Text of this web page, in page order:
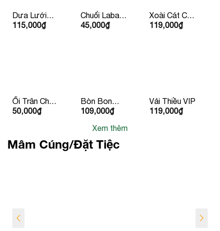
Dưa Lưới
Vàng Huỳnh
115,000₫
Chuối Laba
Đà lạt
45,000₫
Xoài Cát Chu
Vàng
119,000₫
Ổi Trân Châu
Ruột Đỏ
50,000₫
Bòn Bon
Giống Thái
109,000₫
Vải Thiều VIP
119,000₫
Xem thêm
Mâm Cúng/Đặt Tiệc